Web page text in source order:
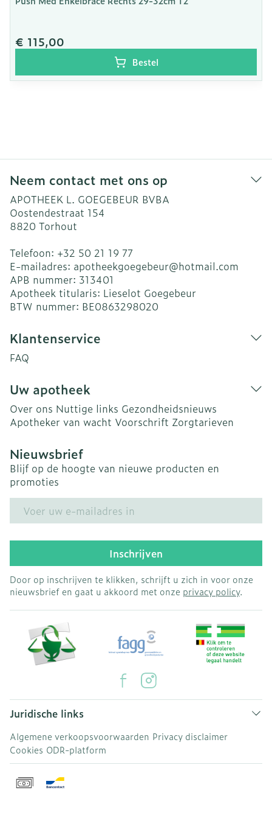
€ 115,00
Bestel
Neem contact met ons op
APOTHEEK L. GOEGEBEUR BVBA
Oostendestraat 154
8820 Torhout
Telefoon: +32 50 21 19 77
E-mailadres: apotheekgoegebeur@hotmail.com
APB nummer: 313401
Apotheek titularis: Lieselot Goegebeur
BTW nummer: BE0863298020
Klantenservice
FAQ
Uw apotheek
Over ons Nuttige links Gezondheidsnieuws
Apotheker van wacht Voorschrift Zorgtarieven
Nieuwsbrief
Blijf op de hoogte van nieuwe producten en
promoties
Inschrijven
Door op inschrijven te klikken, schrijft u zich in voor onze
nieuwsbrief en gaat u akkoord met onze privacy policy.
Juridische links
Algemene verkoopsvoorwaarden Privacy disclaimer
Cookies ODR-platform